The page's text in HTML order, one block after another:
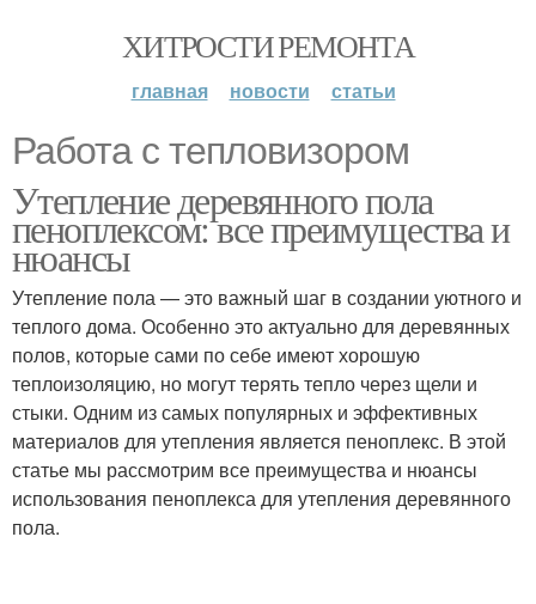
ХИТРОСТИ РЕМОНТА
главная новости статьи
Работа с тепловизором
Утепление деревянного пола
пеноплексом: все преимущества и
нюансы
Утепление пола — это важный шаг в создании уютного и
теплого дома. Особенно это актуально для деревянных
полов, которые сами по себе имеют хорошую
теплоизоляцию, но могут терять тепло через щели и
стыки. Одним из самых популярных и эффективных
материалов для утепления является пеноплекс. В этой
статье мы рассмотрим все преимущества и нюансы
использования пеноплекса для утепления деревянного
пола.